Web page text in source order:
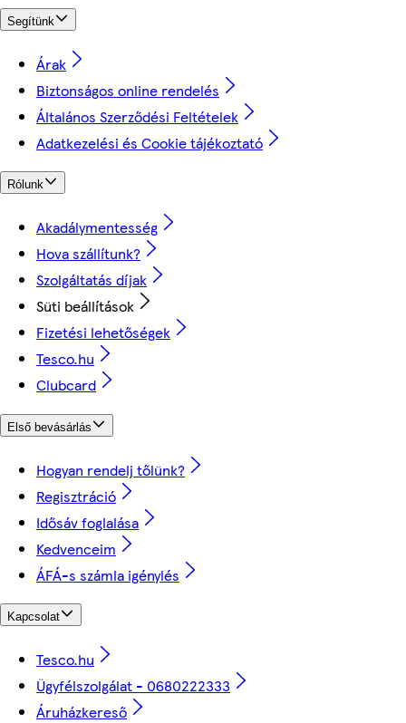
Segítünk
Árak
Biztonságos online rendelés
Általános Szerződési Feltételek
Adatkezelési és Cookie tájékoztató
Rólunk
Akadálymentesség
Hova szállítunk?
Szolgáltatás díjak
Süti beállítások
Fizetési lehetőségek
Tesco.hu
Clubcard
Első bevásárlás
Hogyan rendelj tőlünk?
Regisztráció
Idősáv foglalása
Kedvenceim
ÁFÁ-s számla igénylés
Kapcsolat
Tesco.hu
Ügyfélszolgálat - 0680222333
Áruházkereső